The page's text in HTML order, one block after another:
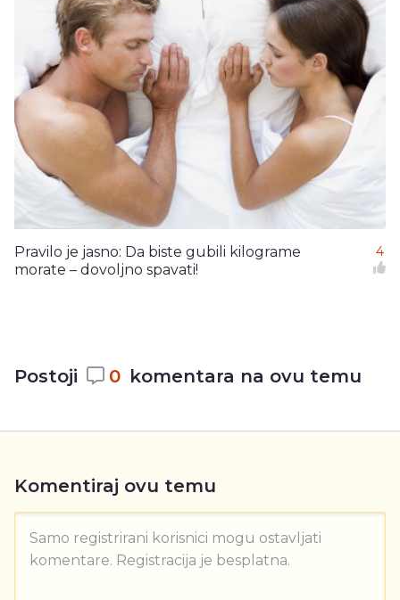
Pravilo je jasno: Da biste gubili kilograme
morate – dovoljno spavati!
4
Postoji 0 komentara na ovu temu
Komentiraj ovu temu
Samo registrirani korisnici mogu ostavljati
komentare. Registracija je besplatna.